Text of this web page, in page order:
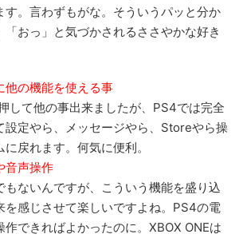
す。言わずもがな。そういうパッと分か
「おっ」と気づかされるささやかな好き
他の機能を使える事
して他の事出来ましたが、PS4では完全
設定やら、メッセージやら、Storeやら操
戻れます。何気に便利。
音声操作
もないんですが、こういう機能を盛り込
を感じさせて楽しいですよね。PS4の電
できればよかったのに。XBOX ONEは